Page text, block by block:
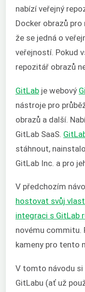
nabízí veřejný
Docker obrazů
že se jedná o
veřejností. Pokud
repozitář obrazů
GitLab je webový
nástroje pro
obrazů a další.
GitLab SaaS.
stáhnout,
GitLab Inc. a pro
V předchozím
hostovat svůj
integraci s GitLab
novému commitu.
kameny pro tento
V tomto návodu si
GitLabu (ať už